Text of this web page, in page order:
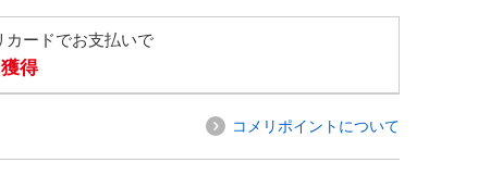
カードでお支払いで
得
コメリポイントについて